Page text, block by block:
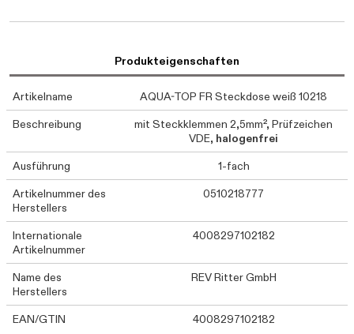
Produkteigenschaften
Artikelname
AQUA-TOP FR Steckdose weiß 10218
Beschreibung
mit Steckklemmen 2,5mm², Prüfzeichen
VDE, halogenfrei
Ausführung
1-fach
Artikelnummer des
Herstellers
0510218777
Internationale
Artikelnummer
4008297102182
Name des
Herstellers
REV Ritter GmbH
EAN/GTIN 4008297102182